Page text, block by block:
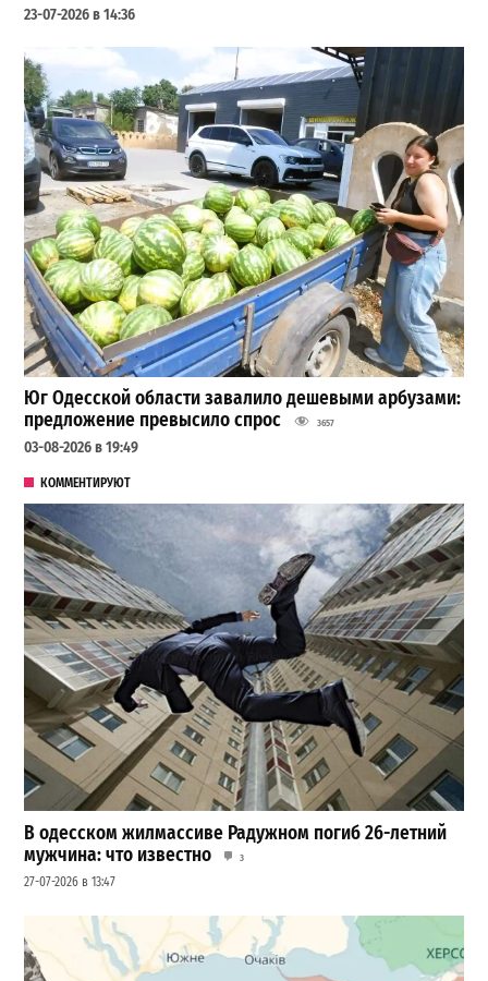
23-07-2026 в 14:36
Юг Одесской области завалило дешевыми арбузами:
предложение превысило спрос
3657
03-08-2026 в 19:49
КОММЕНТИРУЮТ
В одесском жилмассиве Радужном погиб 26-летний
мужчина: что известно
3
27-07-2026 в 13:47